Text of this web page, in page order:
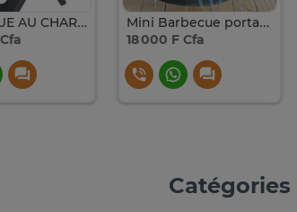
BARBECUE AU CHARBON DECAKILA NOIR KMCC0014B
Mini Barbecue portable au charbon
18 000 F Cfa